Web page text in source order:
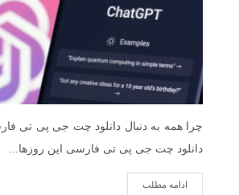
چرا همه به دنبال دانلود چت جی پی تی
دانلود چت جی پی تی فارسی این روزها...
ادامه مطلب